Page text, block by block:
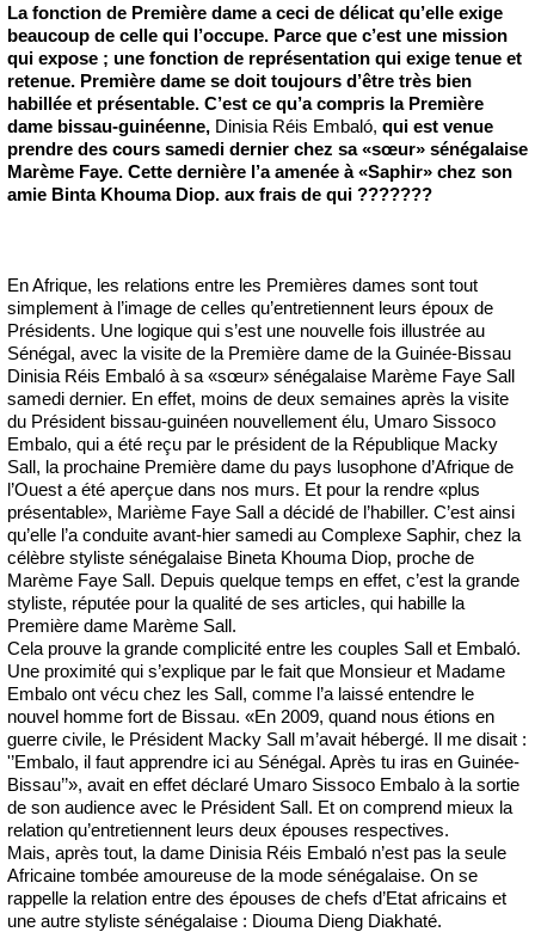
La fonction de Première dame a ceci de délicat qu’elle exige
beaucoup de celle qui l’occupe. Parce que c’est une mission
qui expose ; une fonction de représentation qui exige tenue et
retenue. Première dame se doit toujours d’être très bien
habillée et présentable. C’est ce qu’a compris la Première
dame bissau-guinéenne, Dinisia Réis Embaló, qui est venue
prendre des cours samedi dernier chez sa «sœur» sénégalaise
Marème Faye. Cette dernière l’a amenée à «Saphir» chez son
amie Binta Khouma Diop. aux frais de qui ???????
En Afrique, les relations entre les Premières dames sont tout
simplement à l’image de celles qu’entretiennent leurs époux de
Présidents. Une logique qui s’est une nouvelle fois illustrée au
Sénégal, avec la visite de la Première dame de la Guinée-Bissau
Dinisia Réis Embaló à sa «sœur» sénégalaise Marème Faye Sall
samedi dernier. En effet, moins de deux semaines après la visite
du Président bissau-guinéen nouvellement élu, Umaro Sissoco
Embalo, qui a été reçu par le président de la République Macky
Sall, la prochaine Première dame du pays lusophone d’Afrique de
l’Ouest a été aperçue dans nos murs. Et pour la rendre «plus
présentable», Marième Faye Sall a décidé de l’habiller. C’est ainsi
qu’elle l’a conduite avant-hier samedi au Complexe Saphir, chez la
célèbre styliste sénégalaise Bineta Khouma Diop, proche de
Marème Faye Sall. Depuis quelque temps en effet, c’est la grande
styliste, réputée pour la qualité de ses articles, qui habille la
Première dame Marème Sall.
Cela prouve la grande complicité entre les couples Sall et Embaló.
Une proximité qui s’explique par le fait que Monsieur et Madame
Embalo ont vécu chez les Sall, comme l’a laissé entendre le
nouvel homme fort de Bissau. «En 2009, quand nous étions en
guerre civile, le Président Macky Sall m’avait hébergé. Il me disait :
'’Embalo, il faut apprendre ici au Sénégal. Après tu iras en Guinée-
Bissau’’», avait en effet déclaré Umaro Sissoco Embalo à la sortie
de son audience avec le Président Sall. Et on comprend mieux la
relation qu’entretiennent leurs deux épouses respectives.
Mais, après tout, la dame Dinisia Réis Embaló n’est pas la seule
Africaine tombée amoureuse de la mode sénégalaise. On se
rappelle la relation entre des épouses de chefs d’Etat africains et
une autre styliste sénégalaise : Diouma Dieng Diakhaté.